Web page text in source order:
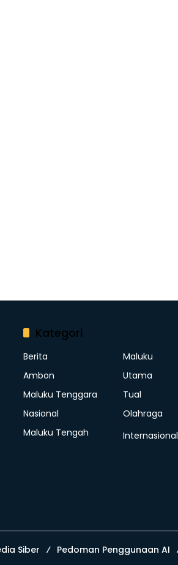
Kategori
Berita
Maluku
Ambon
Utama
Maluku Tenggara
Tual
Nasional
Olahraga
Maluku Tengah
Internasional
Siber Pedoman Penggunaan AI